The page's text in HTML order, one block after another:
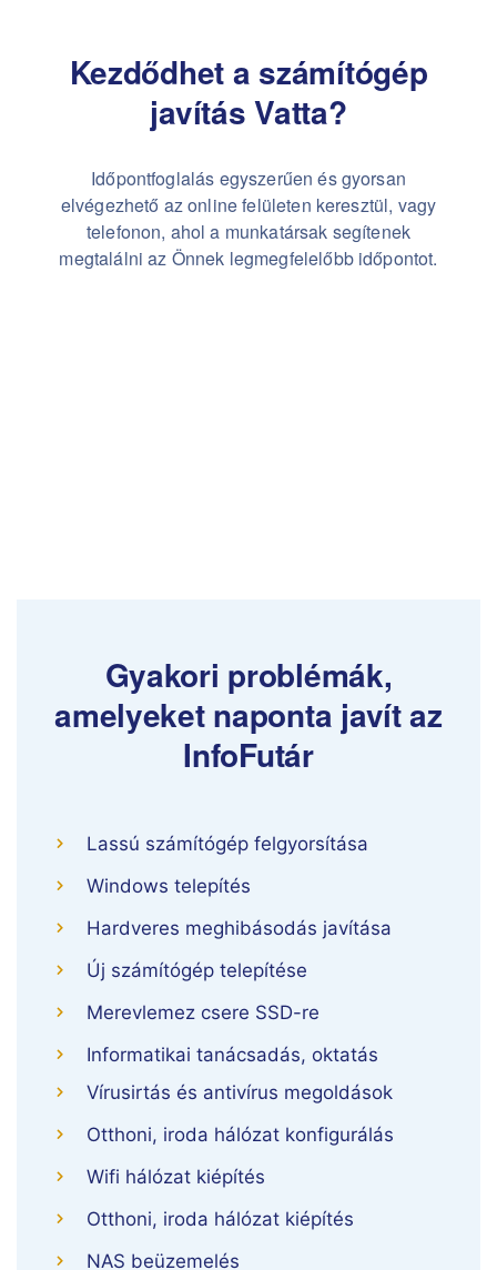
Kezdődhet a számítógép
javítás Vatta?
Időpontfoglalás egyszerűen és gyorsan
elvégezhető az online felületen keresztül, vagy
telefonon, ahol a munkatársak segítenek
megtalálni az Önnek legmegfelelőbb időpontot.
Gyakori problémák,
amelyeket naponta javít az
InfoFutár
Lassú számítógép felgyorsítása
Windows telepítés
Hardveres meghibásodás javítása
Új számítógép telepítése
Merevlemez csere SSD-re
Informatikai tanácsadás, oktatás
Vírusirtás és antivírus megoldások
Otthoni, iroda hálózat konfigurálás
Wifi hálózat kiépítés
Otthoni, iroda hálózat kiépítés
NAS beüzemelés